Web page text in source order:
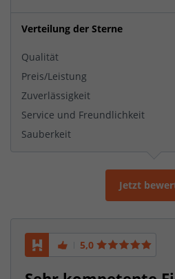
Verteilung der Sterne
Qualität
Preis/Leistung
Zuverlässigkeit
Service und Freundlichkeit
Sauberkeit
Jetzt
5,0